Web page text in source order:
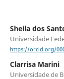
Sheila dos
Universidade
https://orcid.org/
Clarrisa Marini
Universidade de